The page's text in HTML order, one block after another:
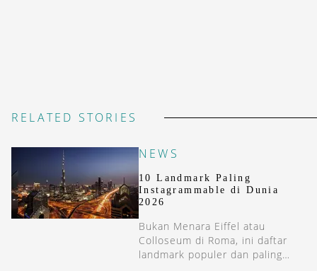
RELATED STORIES
NEWS
10 Landmark Paling
Instagrammable di Dunia
2026
Bukan Menara Eiffel atau
Colloseum di Roma, ini daftar
landmark populer dan paling